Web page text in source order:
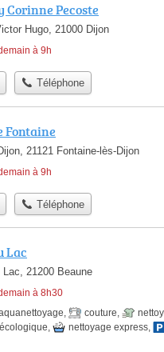
Corinne Pecoste
Hugo, 21000 Dijon
à 9h
Téléphone
Fontaine
21121 Fontaine-lès-Dijon
à 9h
Téléphone
Lac
Lac, 21200 Beaune
à 8h30
, couture,
, nettoyage express,